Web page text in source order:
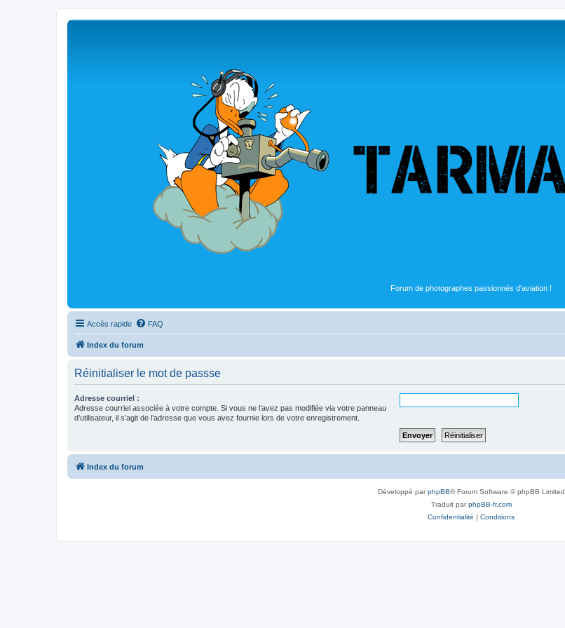
Forum de photographes passionnés d'aviation !
Accès rapide FAQ
Index du forum
Réinitialiser le mot de passse
Adresse courriel :
Adresse courriel associée à votre compte. Si vous ne l’avez pas modifiée via votre panneau
d’utilisateur, il s’agit de l’adresse que vous avez fournie lors de votre enregistrement.
Index du forum
Développé parphpBB® Forum Software © phpBB Limited
Traduit parphpBB-fr.com
Confidentialité | Conditions